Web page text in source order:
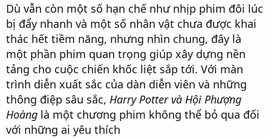
Dù vẫn còn một số hạn chế như nhịp phim đôi lúc
bị đẩy nhanh và một số nhân vật chưa được khai
thác hết tiềm năng, nhưng nhìn chung, đây là
một phần phim quan trọng giúp xây dựng nền
tảng cho cuộc chiến khốc liệt sắp tới. Với màn
trình diễn xuất sắc của dàn diễn viên và những
thông điệp sâu sắc, Harry Potter và Hội Phượng
Hoàng là một chương phim không thể bỏ qua đối
với những ai yêu thích